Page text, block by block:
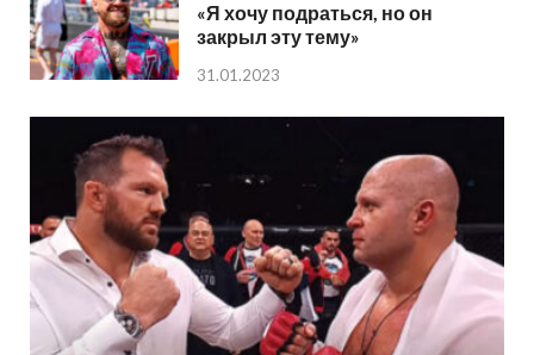
«Я хочу подраться, но он
закрыл эту тему»
31.01.2023